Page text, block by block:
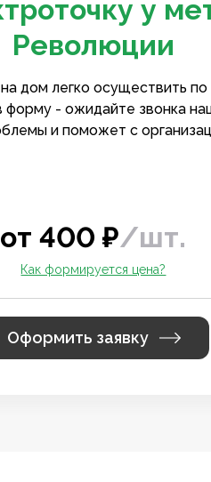
у
Революции
дом легко осуществить
форму - ожидайте звонка
и поможет с
от400 ₽/шт.
Как формируется цена?
Оформить заявку